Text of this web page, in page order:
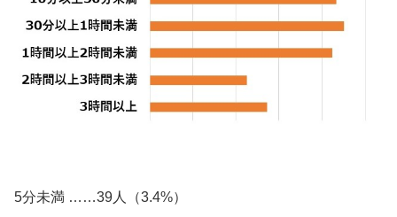
5分未満 ……39人（3.4%）